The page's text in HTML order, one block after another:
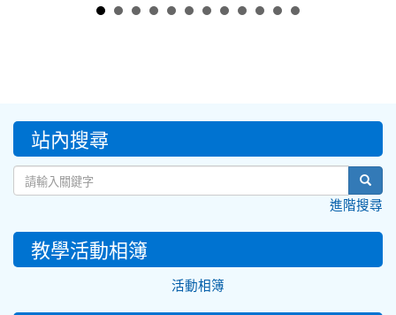
::: 站內搜尋
進階搜尋
教學活動相簿
活動相簿